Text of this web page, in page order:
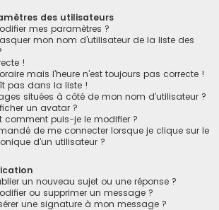
des utilisateurs
mes paramètres ?
mon nom d’utilisateur de la liste des
!
mais l’heure n’est toujours pas correcte !
pas dans la liste !
situées à côté de mon nom d’utilisateur ?
un avatar ?
comment puis-je le modifier ?
de me connecter lorsque je clique sur le
d’un utilisateur ?
un nouveau sujet ou une réponse ?
ou supprimer un message ?
une signature à mon message ?